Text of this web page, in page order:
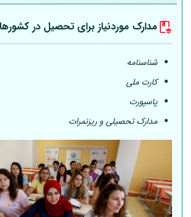
مدارک موردنیاز برای تحصیل در
شناسنامه
کارت ملی
پاسپورت
مدارک تحصیلی و ریزنمرات